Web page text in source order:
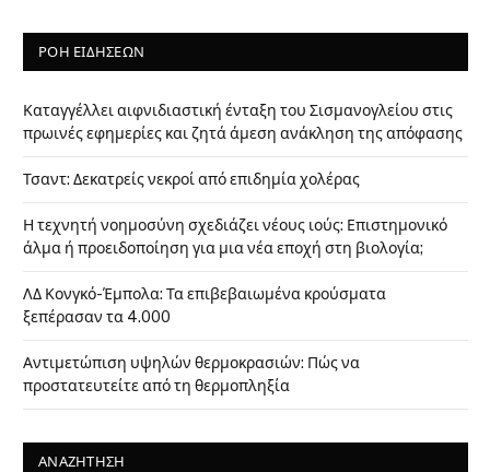
ΡΟΗ ΕΙΔΗΣΕΩΝ
Καταγγέλλει αιφνιδιαστική ένταξη του Σισμανογλείου στις
πρωινές εφημερίες και ζητά άμεση ανάκληση της απόφασης
Τσαντ: Δεκατρείς νεκροί από επιδημία χολέρας
Η τεχνητή νοημοσύνη σχεδιάζει νέους ιούς: Επιστημονικό
άλμα ή προειδοποίηση για μια νέα εποχή στη βιολογία;
ΛΔ Κονγκό-Έμπολα: Τα επιβεβαιωμένα κρούσματα
ξεπέρασαν τα 4.000
Αντιμετώπιση υψηλών θερμοκρασιών: Πώς να
προστατευτείτε από τη θερμοπληξία
ΑΝΑΖΗΤΗΣΗ